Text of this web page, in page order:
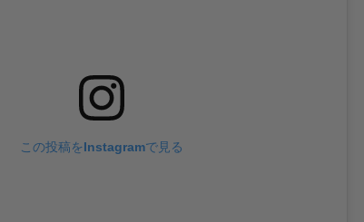
この投稿をInstagramで見る